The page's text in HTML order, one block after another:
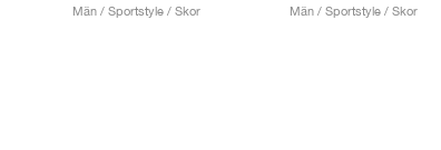
Män / Sportstyle / Skor
Män / Sportstyle / Skor